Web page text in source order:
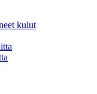
kulut